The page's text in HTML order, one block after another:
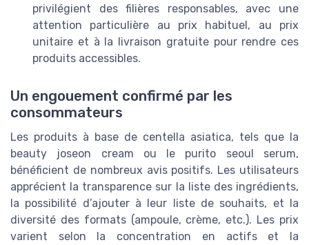
privilégient des filières responsables, avec une
attention particulière au prix habituel, au prix
unitaire et à la livraison gratuite pour rendre ces
produits accessibles.
Un engouement confirmé par les
consommateurs
Les produits à base de centella asiatica, tels que la
beauty joseon cream ou le purito seoul serum,
bénéficient de nombreux avis positifs. Les utilisateurs
apprécient la transparence sur la liste des ingrédients,
la possibilité d’ajouter à leur liste de souhaits, et la
diversité des formats (ampoule, crème, etc.). Les prix
varient selon la concentration en actifs et la